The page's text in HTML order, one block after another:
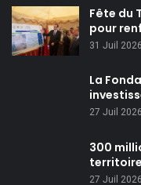
Fête du
pour
31 Juil 2026
La
27 Juil 2026
300
27 Juil 2026